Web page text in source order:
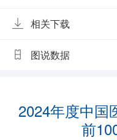
相关下载
图说数据
2024年度中国
前